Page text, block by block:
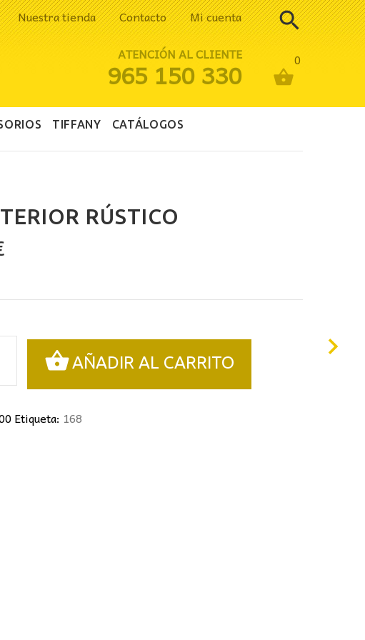
Nuestra tienda Contacto Mi cuenta
0
ATENCIÓN AL CLIENTE
965 150 330
TIFFANY CATÁLOGOS
RÚSTICO
El
es:
AÑADIR AL CARRITO
Etiqueta: 168